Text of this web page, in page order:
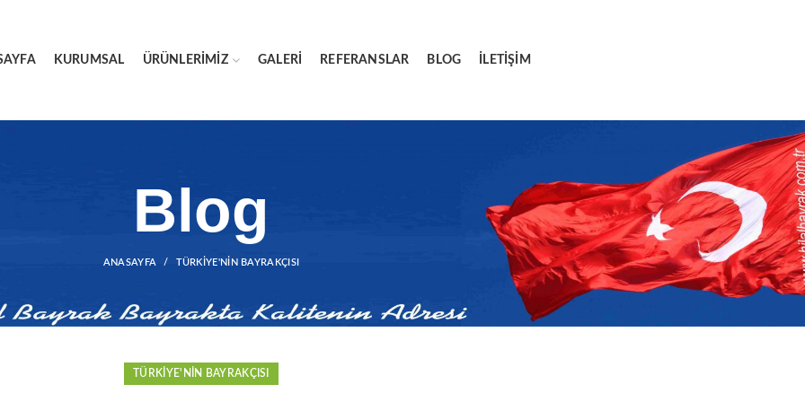
KURUMSAL ÜRÜNLERIMIZ GALERI REFERANSLAR BLOG İLETIŞIM
Blog
ANASAYFA TÜRKIYE'NIN BAYRAKÇISI
TÜRKIYE'NIN BAYRAKÇISI